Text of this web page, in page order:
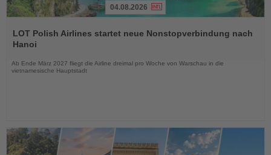
Sie
die
04.08.2026
LOT Polish Airlines startet neue Nonstopverbindung nach
Hanoi
Ab Ende März 2027 fliegt die Airline dreimal pro Woche von Warschau in die
vietnamesische Hauptstadt